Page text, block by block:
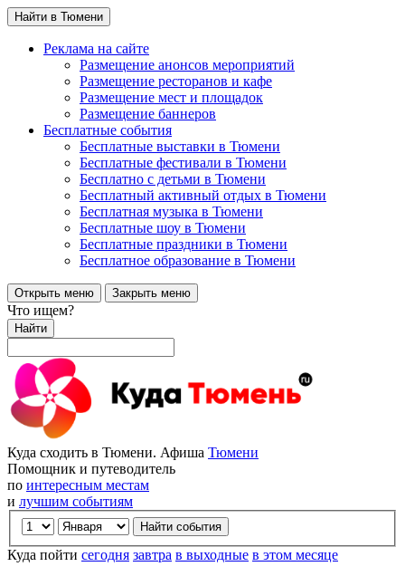
Найти в Тюмени
Реклама на сайте
Размещение анонсов мероприятий
Размещение ресторанов и кафе
Размещение мест и площадок
Размещение баннеров
Бесплатные события
Бесплатные выставки в Тюмени
Бесплатные фестивали в Тюмени
Бесплатно с детьми в Тюмени
Бесплатный активный отдых в Тюмени
Бесплатная музыка в Тюмени
Бесплатные шоу в Тюмени
Бесплатные праздники в Тюмени
Бесплатное образование в Тюмени
Открыть меню Закрыть меню
Что ищем?
Найти
Куда сходить в Тюмени. Афиша Тюмени
Помощник и путеводитель
по интересным местам
и лучшим событиям
Куда пойти сегодня завтра в выходные в этом месяце